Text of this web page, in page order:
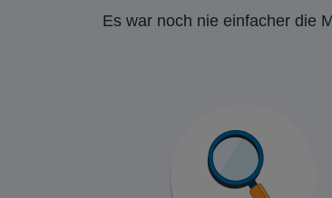
Es war noch nie einfacher die